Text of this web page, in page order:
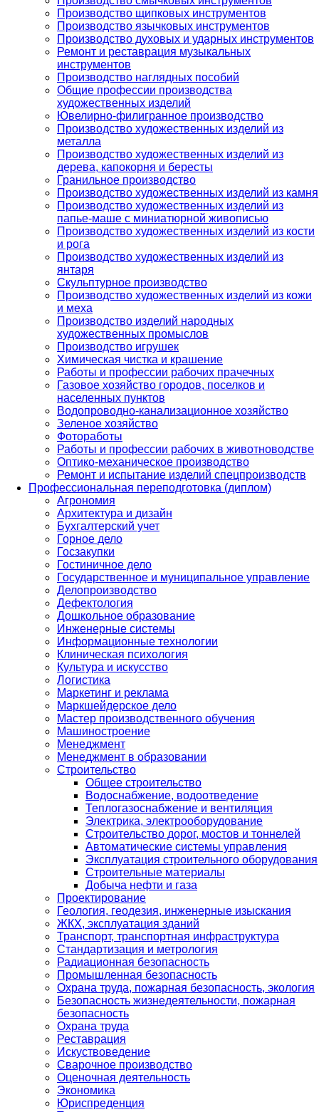
Производство щипковых инструментов
Производство язычковых инструментов
Производство духовых и ударных инструментов
Ремонт и реставрация музыкальных
инструментов
Производство наглядных пособий
Общие профессии производства
художественных изделий
Ювелирно-филигранное производство
Производство художественных изделий из
металла
Производство художественных изделий из
дерева, капокорня и бересты
Гранильное производство
Производство художественных изделий из камня
Производство художественных изделий из
папье-маше с миниатюрной живописью
Производство художественных изделий из кости
и рога
Производство художественных изделий из
янтаря
Скульптурное производство
Производство художественных изделий из кожи
и меха
Производство изделий народных
художественных промыслов
Производство игрушек
Химическая чистка и крашение
Работы и профессии рабочих прачечных
Газовое хозяйство городов, поселков и
населенных пунктов
Водопроводно-канализационное хозяйство
Зеленое хозяйство
Фотоработы
Работы и профессии рабочих в животноводстве
Оптико-механическое производство
Ремонт и испытание изделий спецпроизводств
Профессиональная переподготовка (диплом)
Агрономия
Архитектура и дизайн
Бухгалтерский учет
Горное дело
Госзакупки
Гостиничное дело
Государственное и муниципальное управление
Делопроизводство
Дефектология
Дошкольное образование
Инженерные системы
Информационные технологии
Клиническая психология
Культура и искусство
Логистика
Маркетинг и реклама
Маркшейдерское дело
Мастер производственного обучения
Машиностроение
Менеджмент
Менеджмент в образовании
Строительство
Общее строительство
Водоснабжение, водоотведение
Теплогазоснабжение и вентиляция
Электрика, электрооборудование
Строительство дорог, мостов и тоннелей
Автоматические системы управления
Эксплуатация строительного оборудования
Строительные материалы
Добыча нефти и газа
Проектирование
Геология, геодезия, инженерные изыскания
ЖКХ, эксплуатация зданий
Транспорт, транспортная инфраструктура
Стандартизация и метрология
Радиационная безопасность
Промышленная безопасность
Охрана труда, пожарная безопасность, экология
Безопасность жизнедеятельности, пожарная
безопасность
Охрана труда
Реставрация
Искуствоведение
Сварочное производство
Оценочная деятельность
Экономика
Юриспреденция